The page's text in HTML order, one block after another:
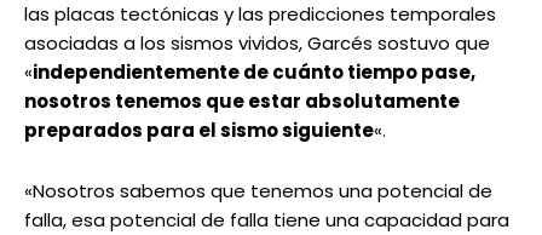
las placas tectónicas y las predicciones temporales
asociadas a los sismos vividos, Garcés sostuvo que
«independientemente de cuánto tiempo pase,
nosotros tenemos que estar absolutamente
preparados para el sismo siguiente«.
«Nosotros sabemos que tenemos una potencial de
falla, esa potencial de falla tiene una capacidad para